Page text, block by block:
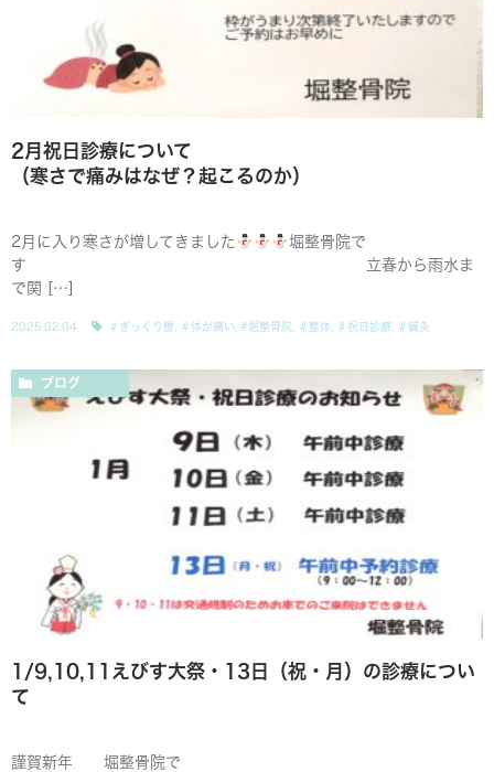
2月祝日診療について
（寒さで痛みはなぜ？起こるのか）
2月に入り寒さが増してきました
堀整骨院で
す 立春から雨水ま
で関 […]
2025.02.04 ＃ぎっくり腰 ＃体が痛い #堀整骨院 ＃整体 ＃祝日診療 ＃鍼灸
ブログ
1/9,10,11えびす大祭・13日（祝・月）の診療につい
て
謹賀新年 堀整骨院で